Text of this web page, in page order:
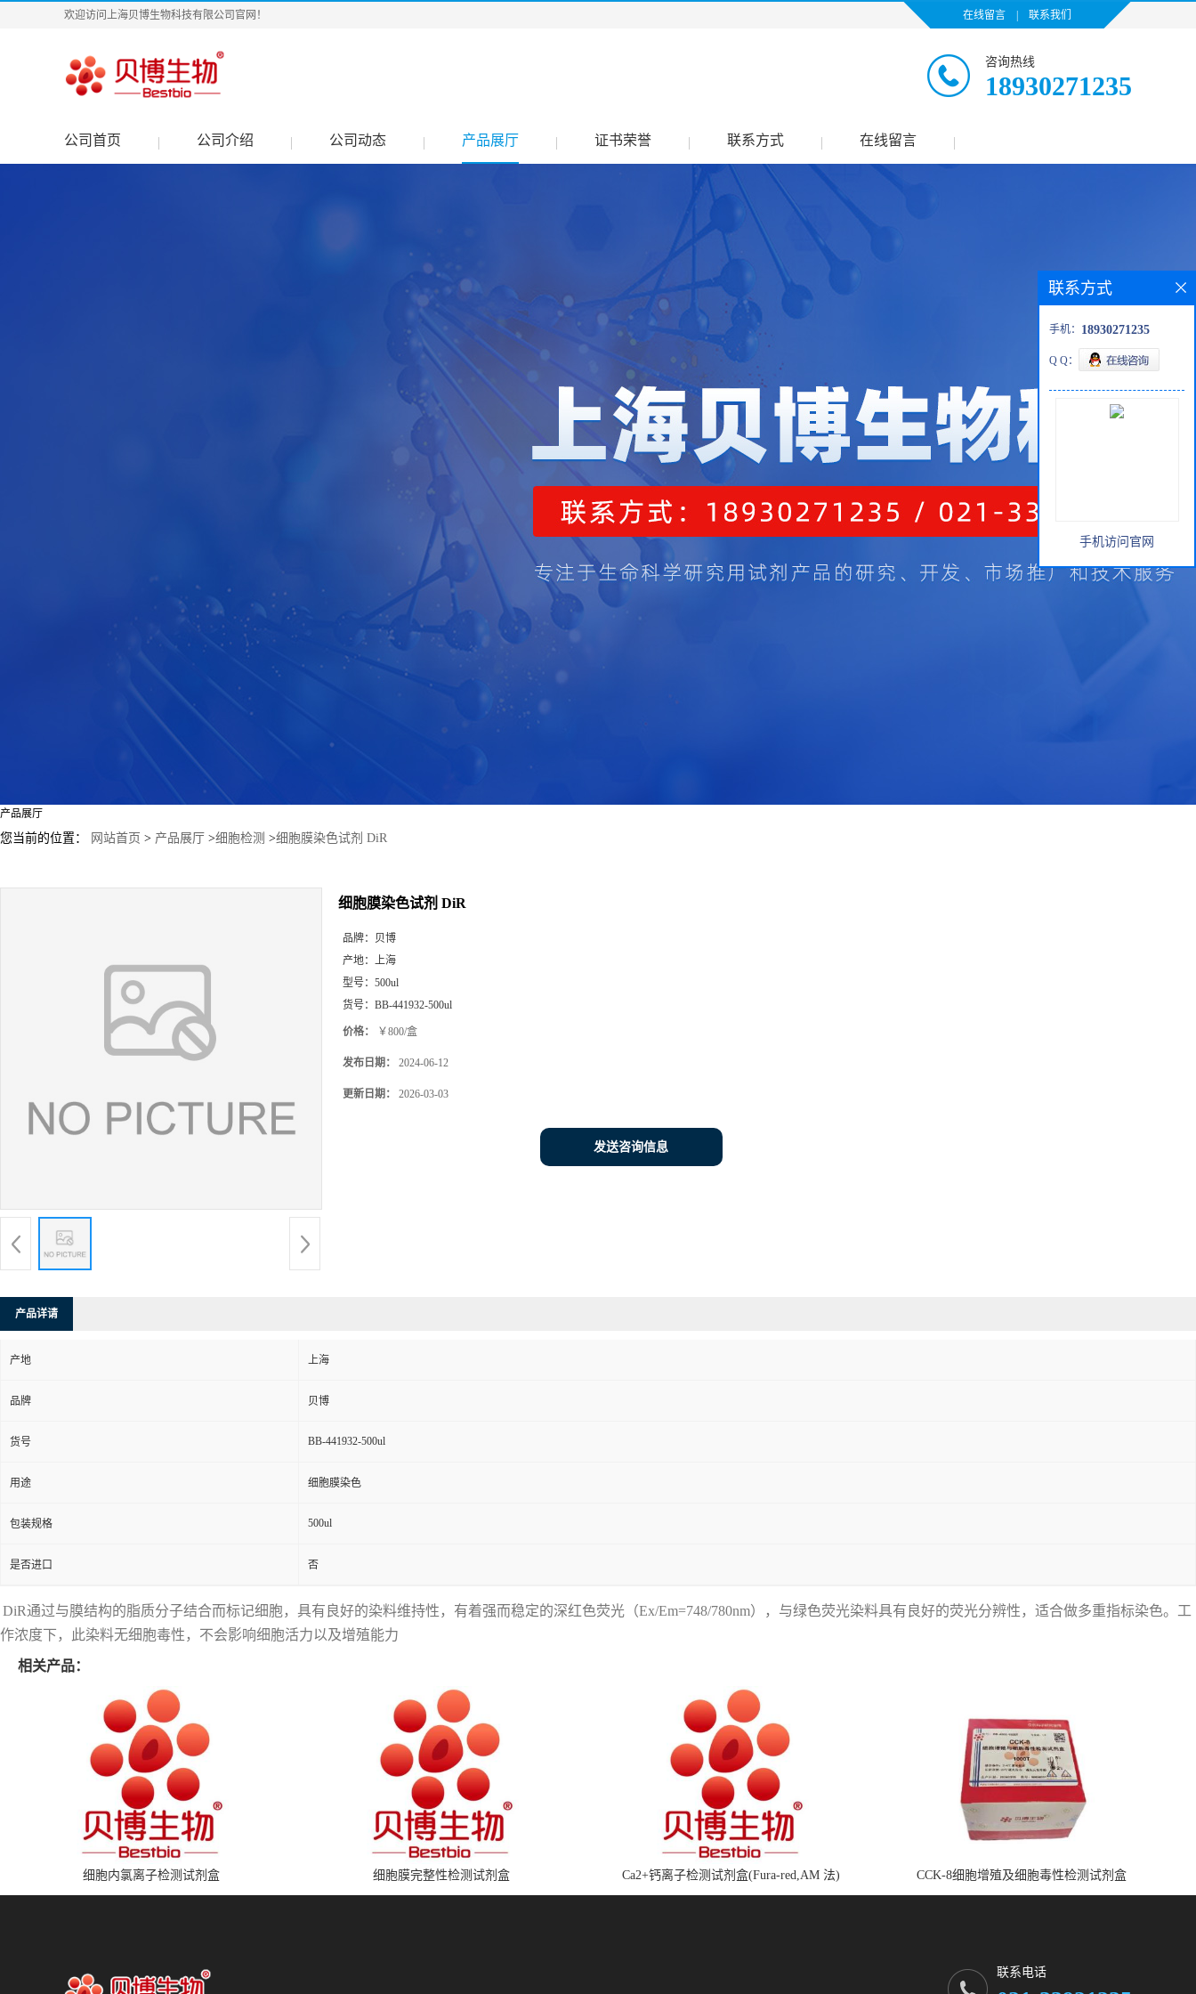
欢迎访问上海贝博生物科技有限公司官网！ 在线留言 联系我们
咨询热线
18930271235
公司首页 公司介绍 公司动态 产品展厅 证书荣誉 联系方式 在线留言
产品展厅
您当前的位置： 网站首页 > 产品展厅 >细胞检测 >细胞膜染色试剂 DiR
细胞膜染色试剂 DiR
品牌： 贝博
产地： 上海
型号： 500ul
货号： BB-441932-500ul
价格： ￥800/盒
发布日期： 2024-06-12
更新日期： 2026-03-03
发送咨询信息
产品详请
产地 上海
品牌 贝博
货号 BB-441932-500ul
用途 细胞膜染色
包装规格 500ul
是否进口 否
DiR通过与膜结构的脂质分子结合而标记细胞，具有良好的染料维持性，有着强而稳定的深红色荧光（Ex/Em=748/780nm），与绿色荧光染料具有良好的荧光分辨性，适合做多重指标染色。工
作浓度下，此染料无细胞毒性，不会影响细胞活力以及增殖能力
相关产品：
细胞内氯离子检测试剂盒 细胞膜完整性检测试剂盒 Ca2+钙离子检测试剂盒(Fura-red,AM 法) CCK-8细胞增殖及细胞毒性检测试剂盒
联系方式
手机： 18930271235
Q Q：
手机访问官网
联系电话